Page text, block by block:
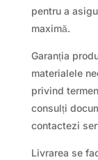
pentru a
maximă.
Garanția
materialele
privind
consulți
contactezi
Livrarea se